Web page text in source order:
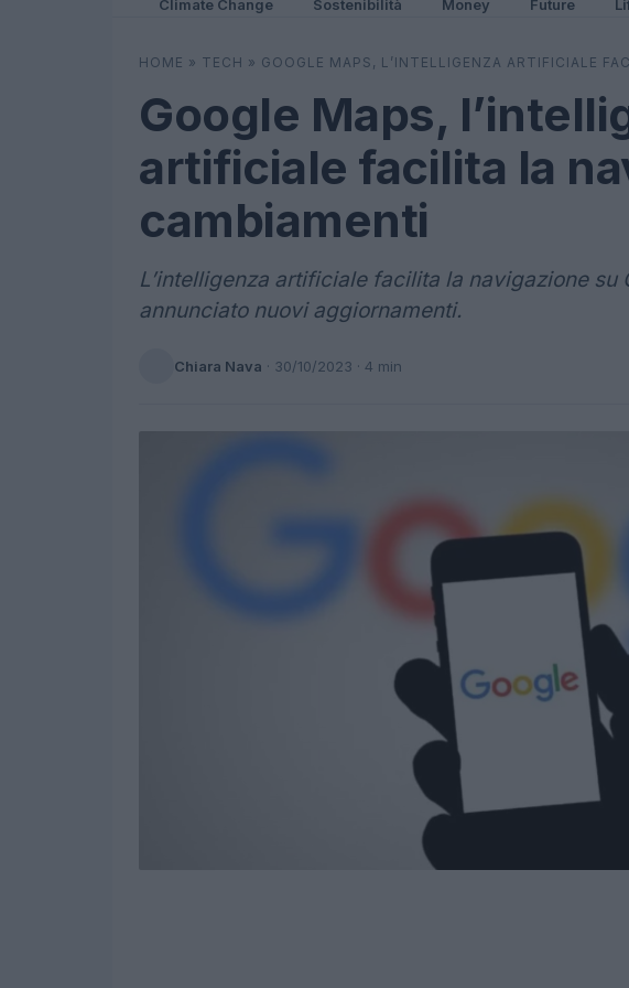
Climate Change Sostenibilità Money Future
HOME » TECH » GOOGLE MAPS, L’INTELLIGENZA ARTIFICIALE
Google Maps,
artificiale facilita la
cambiamenti
L’intelligenza artificiale facilita la navigazione su
annunciato nuovi aggiornamenti.
Chiara Nava · 30/10/2023 · 4 min